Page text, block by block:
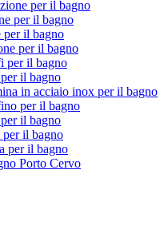
per il bagno
per il bagno
per il bagno
per il bagno
per il bagno
il bagno
in acciaio inox per il bagno
per il bagno
il bagno
il bagno
per il bagno
Porto Cervo